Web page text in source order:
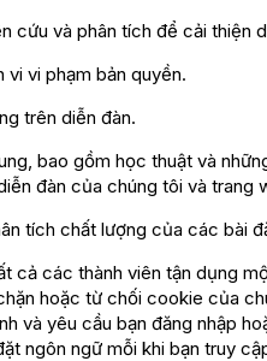
cứu và phân tích để cải thiện
vi phạm bản quyền.
trên diễn đàn.
bao gồm học thuật và
đàn của chúng tôi và trang
tích chất lượng của các bài
cả các thành viên tận dụng
hoặc từ chối cookie của
và yêu cầu bạn đăng nhập
ngôn ngữ mỗi khi bạn truy